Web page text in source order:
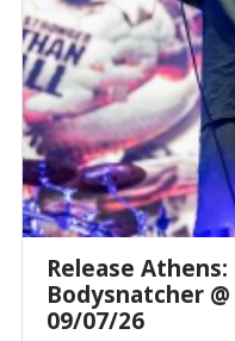
Release
Bodysnatcher
09/07/26